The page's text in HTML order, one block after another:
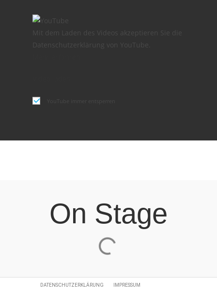
Mit dem Laden des Videos akzeptieren Sie die
Datenschutzerklärung von YouTube.
YouTube immer entsperren
On Stage
IMPRESSUM
DATENSCHUTZERKLÄRUNG